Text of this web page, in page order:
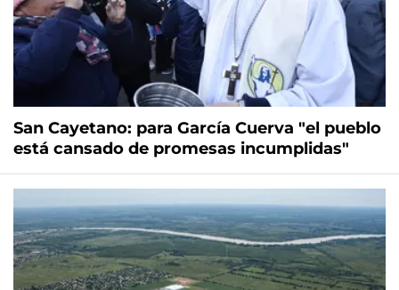
San Cayetano: para García Cuerva "el pueblo
está cansado de promesas incumplidas"